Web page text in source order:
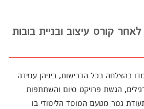
קורס עיצוב ובניית בובות
בהצלחה בכל הדרישות, ביניהן עמידה
הגשת פרויקט סיום והשתתפות
גמר מטעם המוסד הלימודי בו